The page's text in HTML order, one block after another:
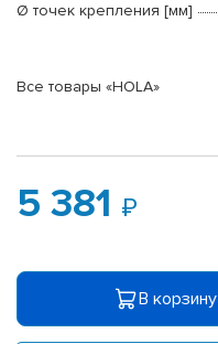
Ø точек крепления [мм]
Все товары «HOLA»
5 381
В корзину